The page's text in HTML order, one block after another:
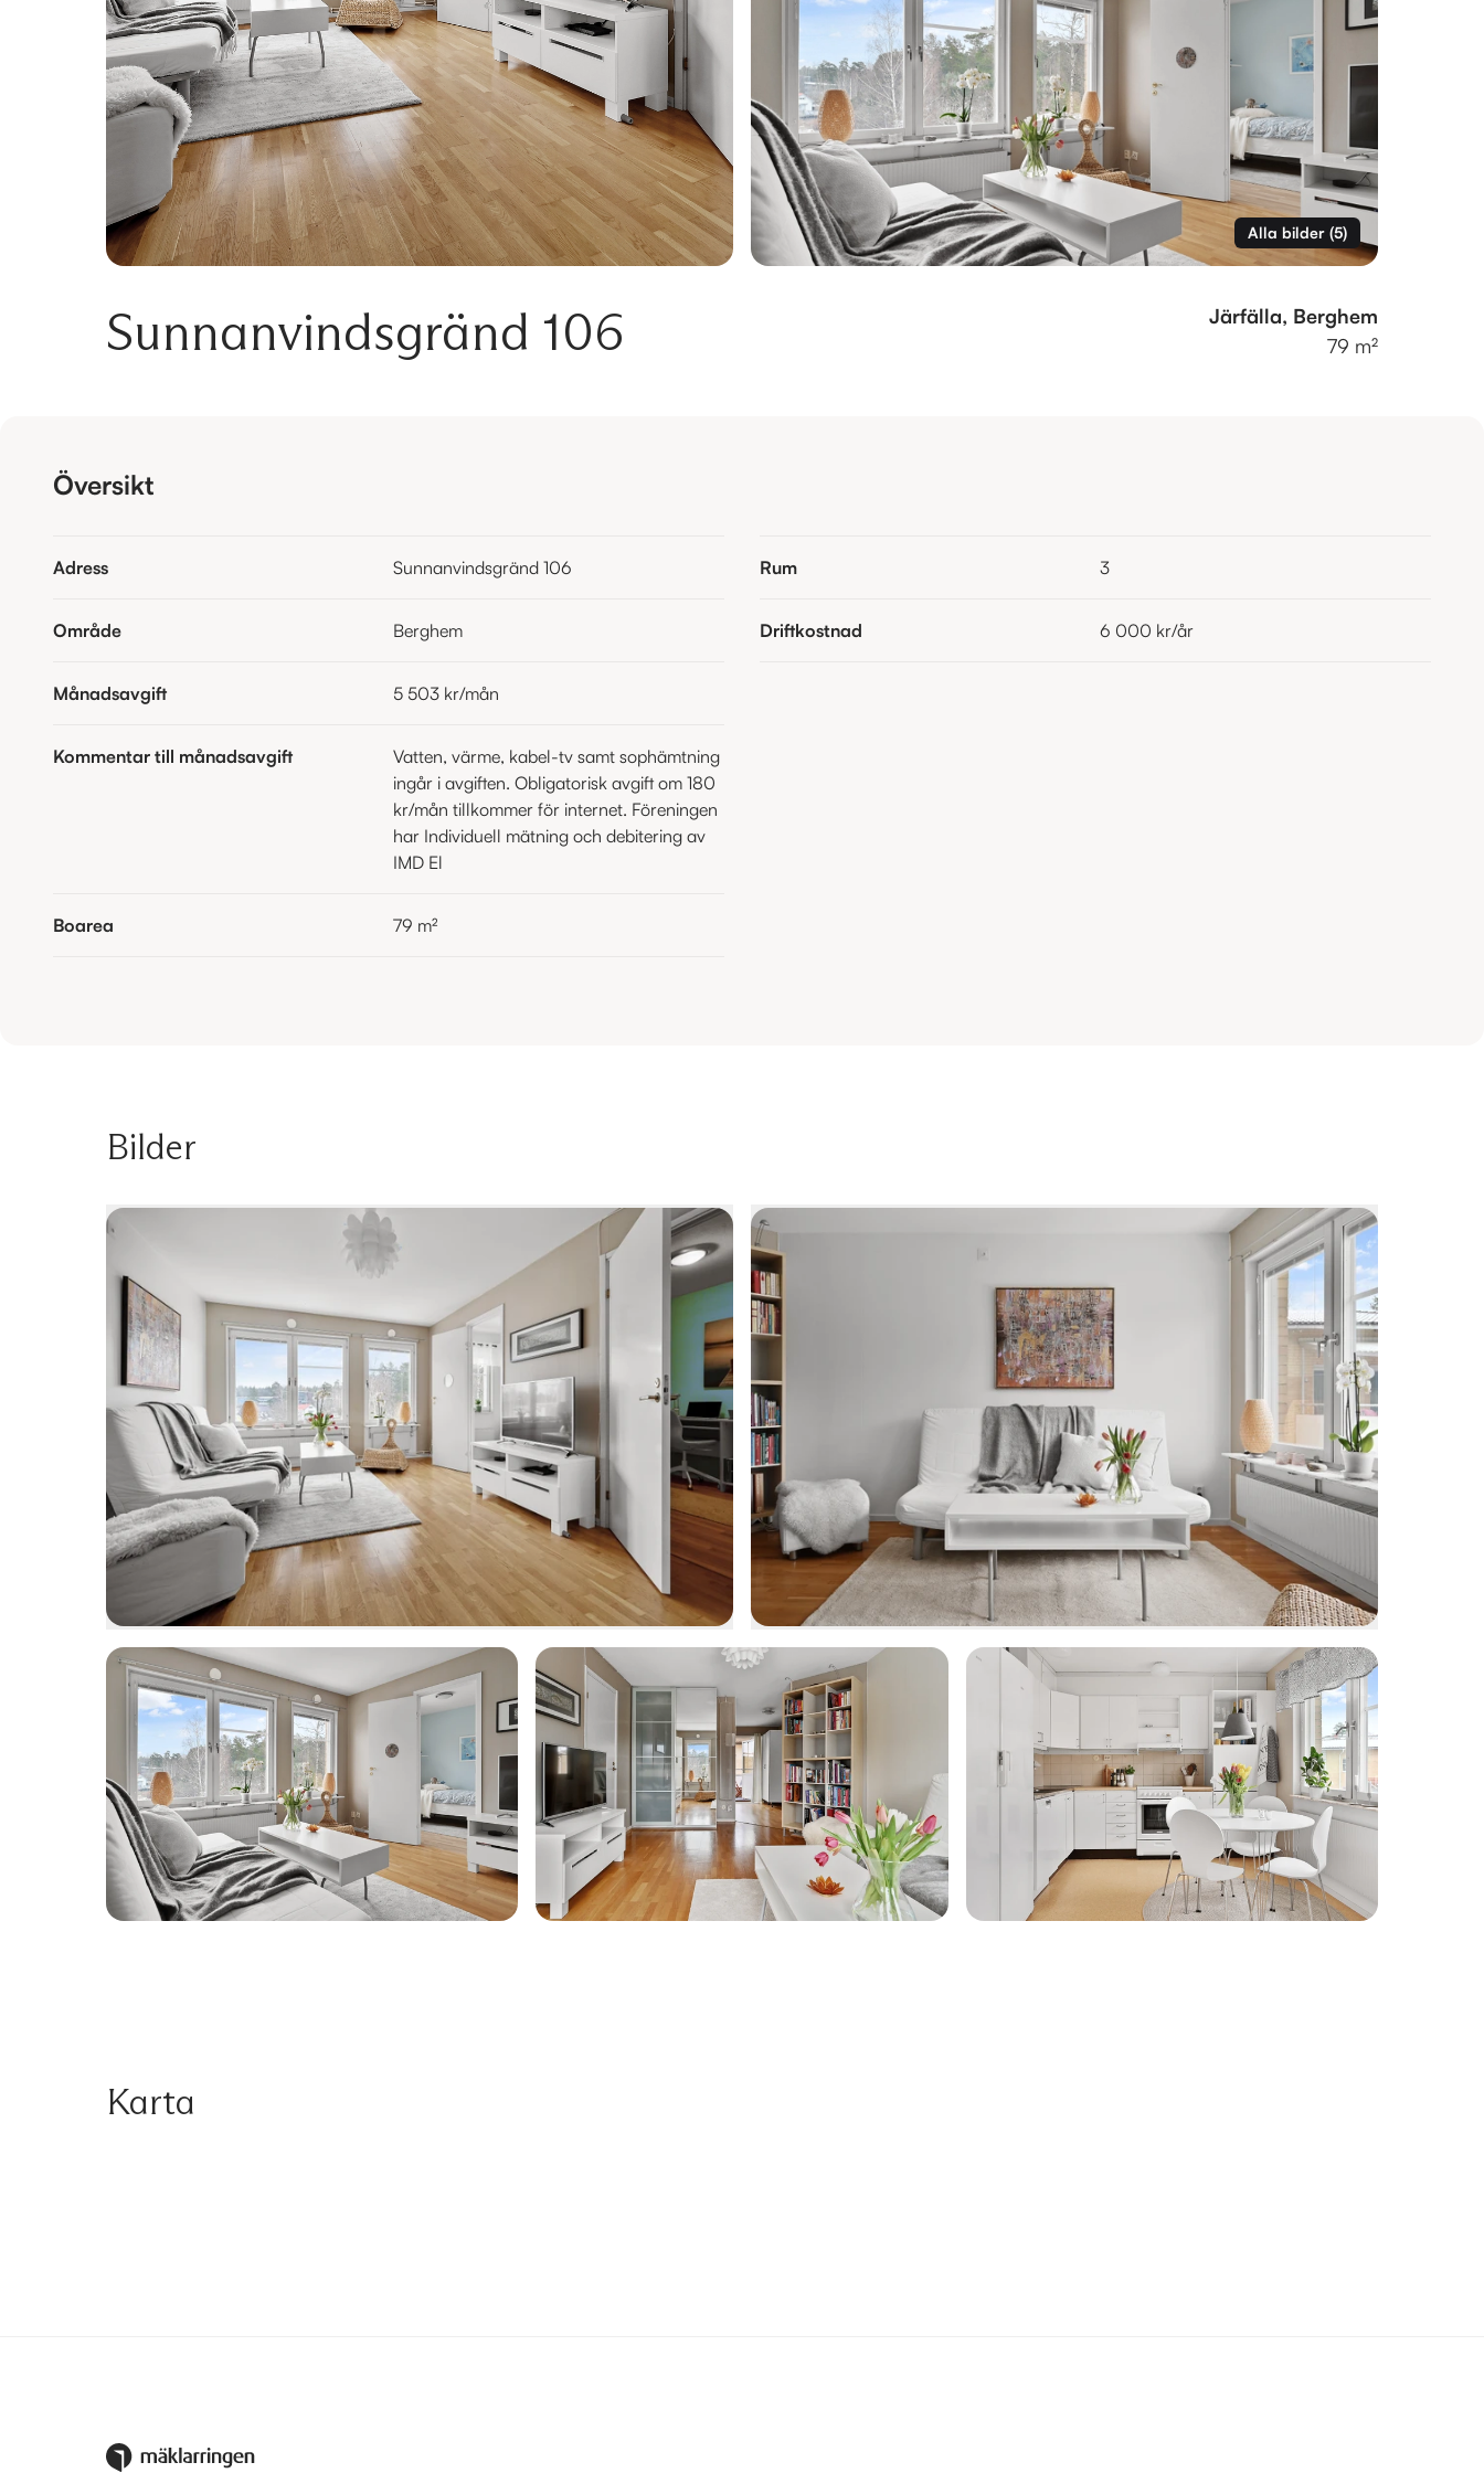
Alla bilder(5)
Sunnanvindsgränd 106
Järfälla, Berghem
79 m²
Översikt
Adress Sunnanvindsgränd 106
Område Berghem
Månadsavgift 5 503 kr/mån
Kommentar till månadsavgift
Vatten, värme, kabel-tv samt sophämtning
ingår i avgiften. Obligatorisk avgift om 180
kr/mån tillkommer för internet. Föreningen
har Individuell mätning och debitering av
IMD El
Boarea 79 m²
Rum 3
Driftkostnad 6 000 kr/år
Bilder
Karta